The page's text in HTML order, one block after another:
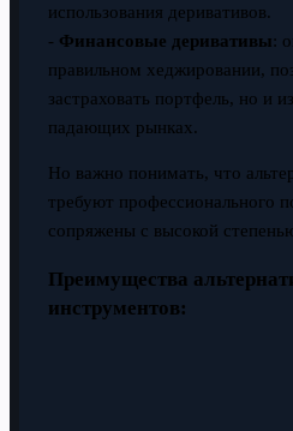
использования деривативов.
- Финансовые деривативы:
правильном хеджировании,
застраховать портфель, но и
падающих рынках.
Но важно понимать, что
требуют профессионального
сопряжены с высокой
Преимущества
инструментов: